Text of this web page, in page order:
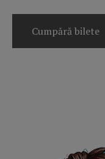
Cumpără bilete